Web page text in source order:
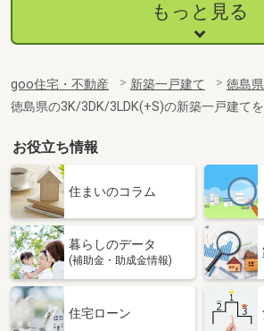
もっと見る
goo住宅・不動産 新築一戸建て
徳島県
徳島県の3K/3DK/3LDK(+S)の新築一戸建て
お役立ち情報
住まいのコラム
暮らしのデータ
(補助金・助成金情報)
住宅ローン